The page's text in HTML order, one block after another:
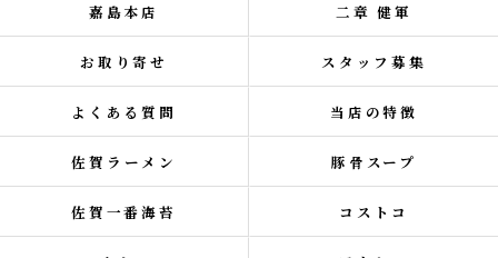
嘉島本店 二章 健軍
お取り寄せ スタッフ募集
よくある質問 当店の特徴
佐賀ラーメン 豚骨スープ
佐賀一番海苔 コストコ